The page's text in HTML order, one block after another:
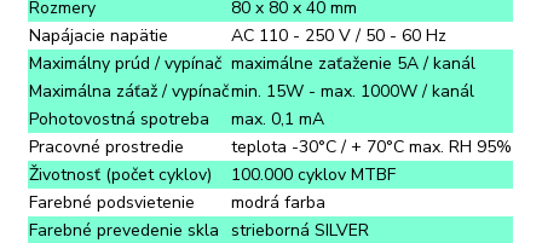
Rozmery
80 x 80 x 40 mm
Napájacie napätie
AC 110 - 250 V / 50 - 60 Hz
Maximálny prúd / vypínač maximálne zaťaženie 5A / kanál
Maximálna záťaž / vypínačmin. 15W - max. 1000W / kanál
Pohotovostná spotreba
max. 0,1 mA
Pracovné prostredie
teplota -30°C / + 70°C max. RH 95%
Životnosť (počet cyklov)
100.000 cyklov MTBF
Farebné podsvietenie
modrá farba
Farebné prevedenie skla
strieborná SILVER